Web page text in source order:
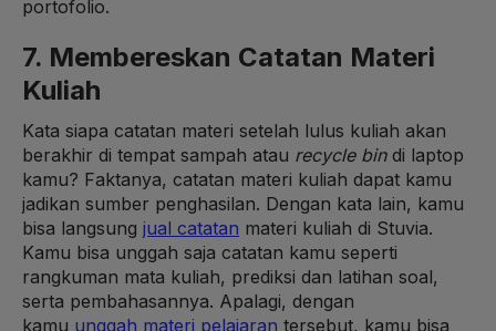
portofolio.
7. Membereskan Catatan Materi
Kuliah
Kata siapa catatan materi setelah lulus kuliah akan
berakhir di tempat sampah atau recycle bindi laptop
kamu? Faktanya, catatan materi kuliah dapat kamu
jadikan sumber penghasilan. Dengan kata lain, kamu
bisa langsung jual catatan materi kuliah di Stuvia.
Kamu bisa unggah saja catatan kamu seperti
rangkuman mata kuliah, prediksi dan latihan soal,
serta pembahasannya. Apalagi, dengan
kamu unggah materi pelajaran tersebut, kamu bisa